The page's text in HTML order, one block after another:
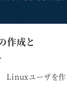
作成と
Linuxユーザを作